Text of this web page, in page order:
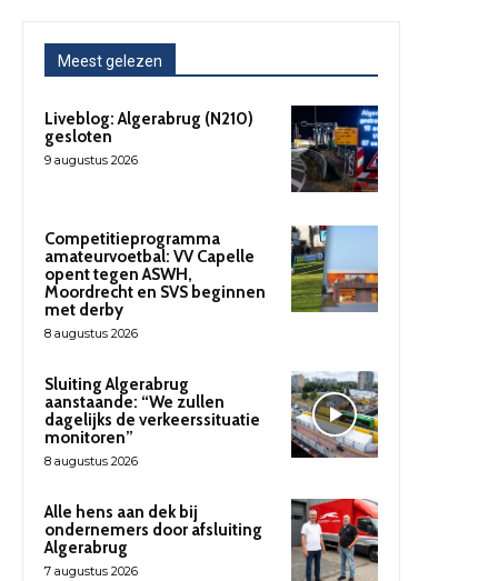
Meest gelezen
Liveblog: Algerabrug (N210)
gesloten
9 augustus 2026
Competitieprogramma
amateurvoetbal: VV Capelle
opent tegen ASWH,
Moordrecht en SVS beginnen
met derby
8 augustus 2026
Sluiting Algerabrug
aanstaande: “We zullen
dagelijks de verkeerssituatie
monitoren”
8 augustus 2026
Alle hens aan dek bij
ondernemers door afsluiting
Algerabrug
7 augustus 2026